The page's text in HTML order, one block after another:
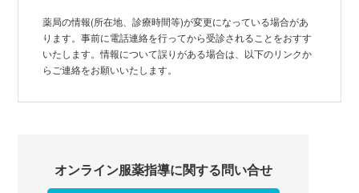
薬局の情報(所在地、診療時間等)が変更になっている場合があ
ります。事前に電話連絡を行ってから受診されることをおすす
いたします。情報について誤りがある場合は、以下のリンクか
らご連絡をお願いいたします。
オンライン服薬指導に関する問い合せ